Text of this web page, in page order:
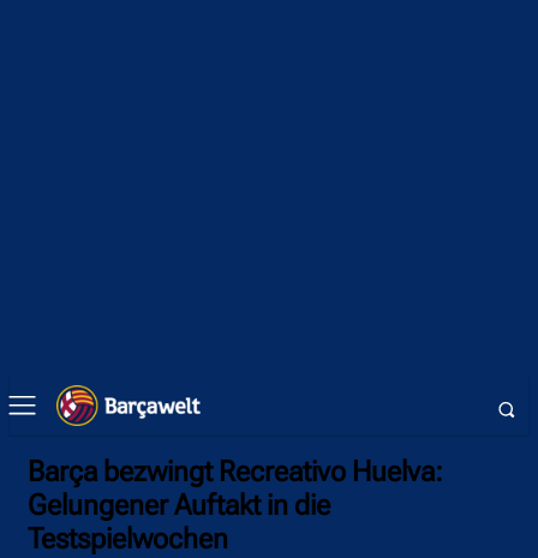
Barça bezwingt Recreativo Huelva:
Gelungener Auftakt in die
Testspielwochen